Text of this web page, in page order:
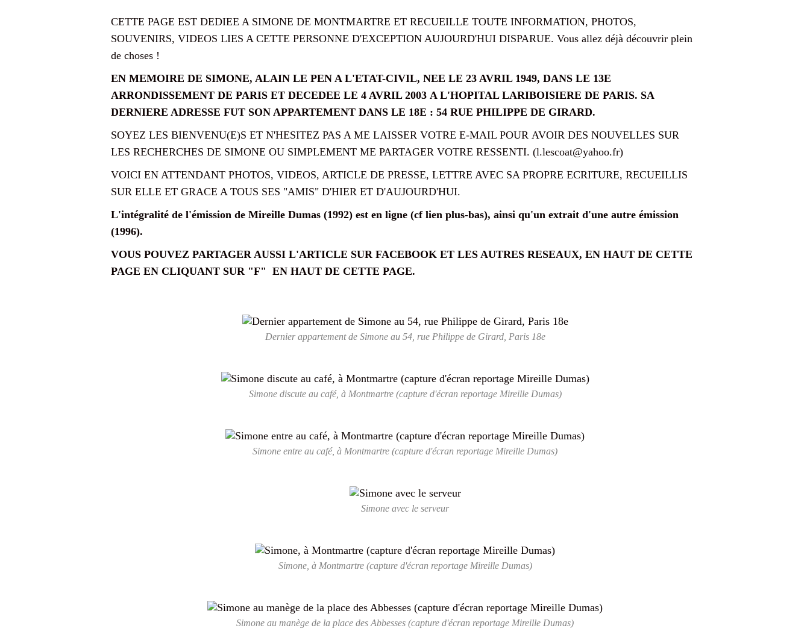
CETTE PAGE EST DEDIEE A SIMONE DE MONTMARTRE ET RECUEILLE TOUTE INFORMATION, PHOTOS,
SOUVENIRS, VIDEOS LIES A CETTE PERSONNE D'EXCEPTION AUJOURD'HUI DISPARUE. Vous allez déjà découvrir plein
de choses !
EN MEMOIRE DE SIMONE, ALAIN LE PEN A L'ETAT-CIVIL, NEE LE 23 AVRIL 1949, DANS LE 13E
ARRONDISSEMENT DE PARIS ET DECEDEE LE 4 AVRIL 2003 A L'HOPITAL LARIBOISIERE DE PARIS. SA
DERNIERE ADRESSE FUT SON APPARTEMENT DANS LE 18E : 54 RUE PHILIPPE DE GIRARD.
SOYEZ LES BIENVENU(E)S ET N'HESITEZ PAS A ME LAISSER VOTRE E-MAIL POUR AVOIR DES NOUVELLES SUR
LES RECHERCHES DE SIMONE OU SIMPLEMENT ME PARTAGER VOTRE RESSENTI. (l.lescoat@yahoo.fr)
VOICI EN ATTENDANT PHOTOS, VIDEOS, ARTICLE DE PRESSE, LETTRE AVEC SA PROPRE ECRITURE, RECUEILLIS
SUR ELLE ET GRACE A TOUS SES "AMIS" D'HIER ET D'AUJOURD'HUI.
L'intégralité de l'émission de Mireille Dumas (1992) est en ligne (cf lien plus-bas), ainsi qu'un extrait d'une autre émission
(1996).
VOUS POUVEZ PARTAGER AUSSI L'ARTICLE SUR FACEBOOK ET LES AUTRES RESEAUX, EN HAUT DE CETTE
PAGE EN CLIQUANT SUR "F" EN HAUT DE CETTE PAGE.
Dernier appartement de Simone au 54, rue Philippe de Girard, Paris 18e
Simone discute au café, à Montmartre (capture d'écran reportage Mireille Dumas)
Simone entre au café, à Montmartre (capture d'écran reportage Mireille Dumas)
Simone avec le serveur
Simone, à Montmartre (capture d'écran reportage Mireille Dumas)
Simone au manège de la place des Abbesses (capture d'écran reportage Mireille Dumas)